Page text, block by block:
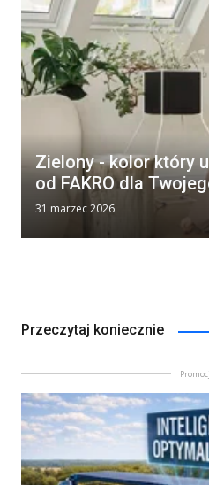
Zielony - kolor który
od FAKRO dla
31 marzec 2026
Przeczytaj koniecznie